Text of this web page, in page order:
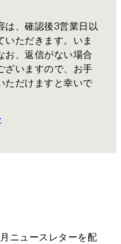
は、確認後3営業日以
いただきます。いま
お、返信がない場合
ざいますので、お手
ただけますと幸いで
ニュースレターを配